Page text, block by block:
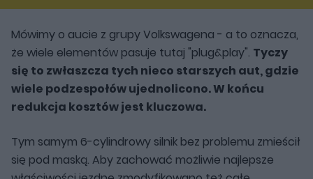
Mówimy o aucie z grupy Volkswagena - a to oznacza,
że wiele elementów pasuje tutaj "plug&play". Tyczy
się to zwłaszcza tych nieco starszych aut, gdzie
wiele podzespołów ujednolicono. W końcu
redukcja kosztów jest kluczowa.
Tym samym 6-cylindrowy silnik bez problemu zmieścił
się pod maską. Aby zachować możliwie najlepsze